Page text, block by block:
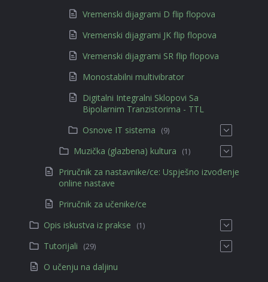
Vremenski dijagrami D flip flopova
Vremenski dijagrami JK flip flopova
Vremenski dijagrami SR flip flopova
Monostabilni multivibrator
Digitalni Integralni Sklopovi Sa
Bipolarnim Tranzistorima - TTL
Osnove IT sistema
(9)
Muzička (glazbena) kultura (1)
Priručnik za nastavnike/ce: Uspješno izvođenje
online nastave
Priručnik za učenike/ce
Opis iskustva iz prakse
(1)
Tutorijali (29)
O učenju na daljinu